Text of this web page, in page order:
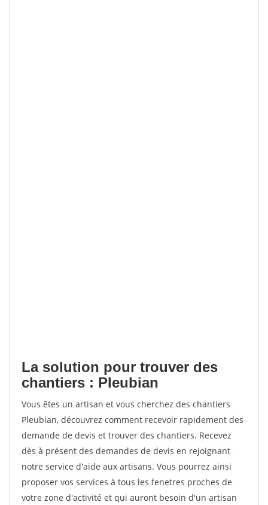
La solution pour trouver des
chantiers : Pleubian
Vous êtes un artisan et vous cherchez des chantiers
Pleubian, découvrez comment recevoir rapidement des
demande de devis et trouver des chantiers. Recevez
dès à présent des demandes de devis en rejoignant
notre service d'aide aux artisans. Vous pourrez ainsi
proposer vos services à tous les fenetres proches de
votre zone d'activité et qui auront besoin d'un artisan